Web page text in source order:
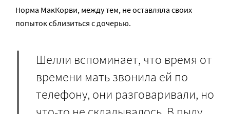
Норма МакКорви, между тем, не оставляла своих
попыток сблизиться с дочерью.
Шелли вспоминает, что время от
времени мать звонила ей по
телефону, они разговаривали, но